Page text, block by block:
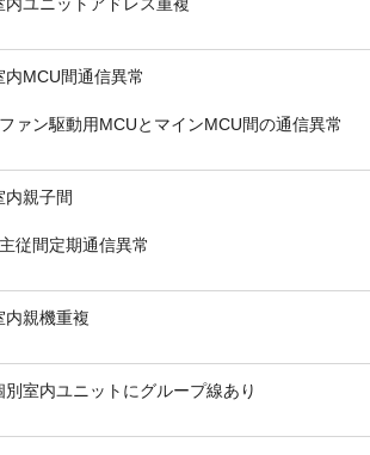
内MCU間通信異常
ァン駆動用MCUとマインMCU間の通信異常
内親子間
従間定期通信異常
内親機重複
別室内ユニットにグループ線あり